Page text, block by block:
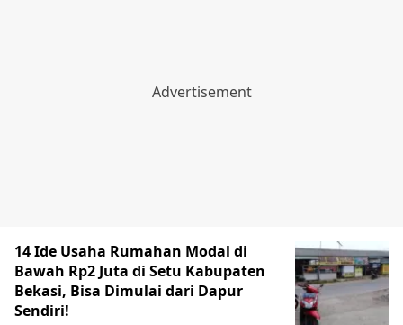
14 Ide Usaha Rumahan Modal di
Bawah Rp2 Juta di Setu Kabupaten
Bekasi, Bisa Dimulai dari Dapur
Sendiri!